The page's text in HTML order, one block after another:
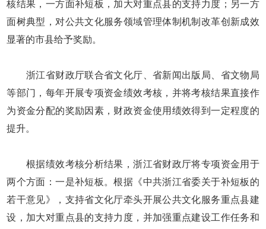
核结果，一方面补短板，加大对重点县的支持力度；另一方
面树典型，对公共文化服务领域管理体制机制改革创新成效
显著的市县给予奖励。
浙江省财政厅联合省文化厅、省新闻出版局、省文物局
等部门，每年开展专项资金绩效考核，并将考核结果直接作
为资金分配的奖励因素，财政资金使用绩效得到一定程度的
提升。
根据绩效考核分析结果，浙江省财政厅将专项资金用于
两个方面：一是补短板。根据《中共浙江省委关于补短板的
若干意见》，支持省文化厅牵头开展公共文化服务重点县建
设，加大对重点县的支持力度，并加强重点建设工作任务和